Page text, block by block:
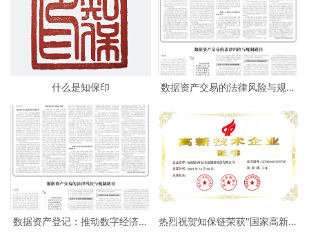
什么是知保印
数据资产交易的法律风险与规制
数据资产登记：推动数字经济发
热烈祝贺知保链荣获"国家高新技